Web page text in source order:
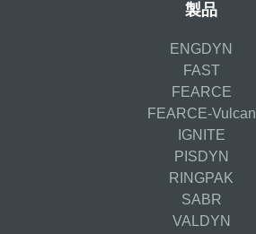
製品
ENGDYN
FAST
FEARCE
FEARCE-Vulcan
IGNITE
PISDYN
RINGPAK
SABR
VALDYN